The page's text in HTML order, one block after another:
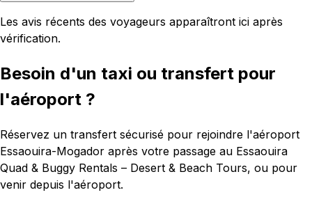
Les avis récents des voyageurs apparaîtront ici après
vérification.
Besoin d'un taxi ou transfert pour
l'aéroport ?
Réservez un transfert sécurisé pour rejoindre l'aéroport
Essaouira-Mogador après votre passage au Essaouira
Quad & Buggy Rentals – Desert & Beach Tours, ou pour
venir depuis l'aéroport.